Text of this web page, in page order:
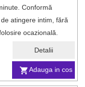
Adauga in cos
Detalii
Conformă
atingere intim, fără
ocazională.